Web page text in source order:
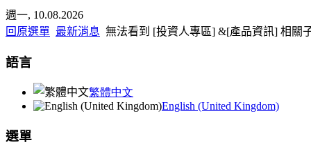
週一, 10.08.2026
回原選單 最新消息 無法看到 [投資人專區] &[產品資訊] 相關
語言
繁體中文
English (United Kingdom)
選單